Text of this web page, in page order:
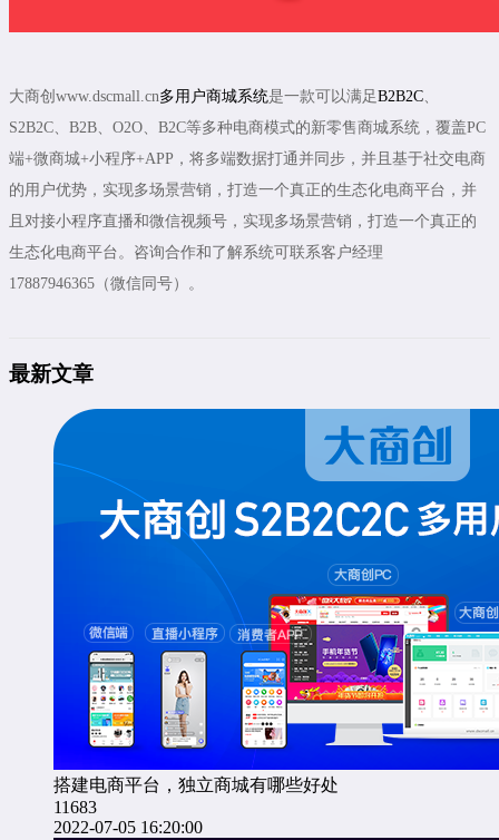
大商创www.dscmall.cn多用户商城系统是一款可以满足B2B2C
S2B2C、B2B、O2O、B2C等多种电商模式的新零售商城系统，覆盖PC
端+微商城+小程序+APP，将多端数据打通并同步，并且基于社交电商
的用户优势，实现多场景营销，打造一个真正的生态化电商平台，并
且对接小程序直播和微信视频号，实现多场景营销，打造一个真正的
生态化电商平台。咨询合作和了解系统可联系客户经理
17887946365（微信同号）。
最新文章
搭建电商平台，独立商城有哪些好处
11683
2022-07-05 16:20:00